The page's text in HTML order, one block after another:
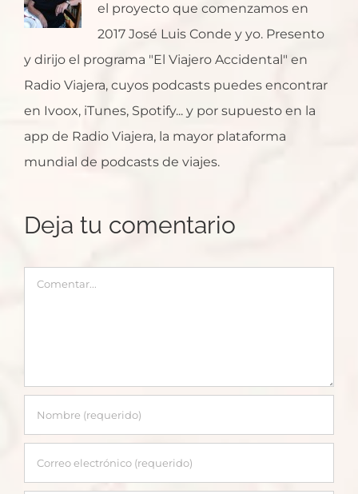
el proyecto que comenzamos en
2017 José Luis Conde y yo. Presento
y dirijo el programa "El Viajero Accidental" en
Radio Viajera, cuyos podcasts puedes encontrar
en Ivoox, iTunes, Spotify... y por supuesto en la
app de Radio Viajera, la mayor plataforma
mundial de podcasts de viajes.
Deja tu comentario
Comentar